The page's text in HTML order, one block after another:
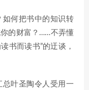
何把书中的知识转
的财富？……不弄懂
书而读书”的迂谈，
叶圣陶令人受用一